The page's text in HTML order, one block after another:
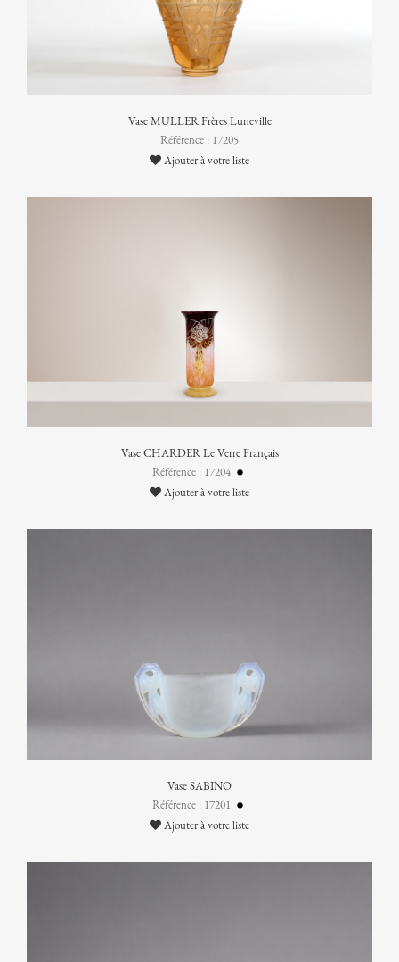
Vase MULLER Frères Luneville
Référence : 17205
Ajouter à votre liste
Vase CHARDER Le Verre Français
Référence : 17204
Ajouter à votre liste
Vase SABINO
Référence : 17201
Ajouter à votre liste